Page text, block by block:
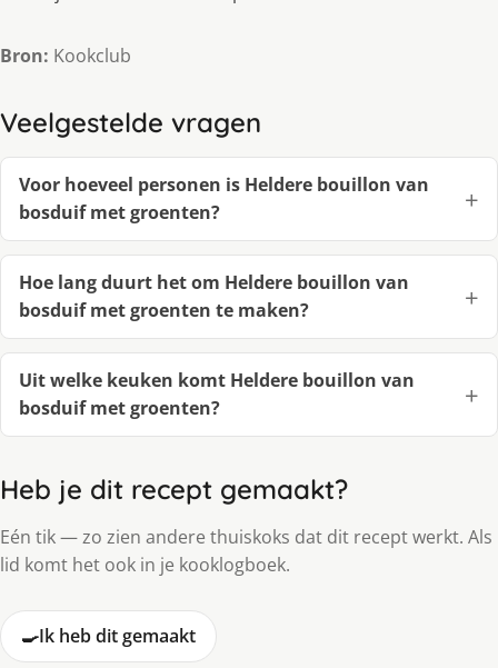
Bron: Kookclub
Veelgestelde vragen
Voor hoeveel personen is Heldere bouillon van
bosduif met groenten?
Hoe lang duurt het om Heldere bouillon van
bosduif met groenten te maken?
Uit welke keuken komt Heldere bouillon van
bosduif met groenten?
Heb je dit recept gemaakt?
Eén tik — zo zien andere thuiskoks dat dit recept werkt. Als
lid komt het ook in je kooklogboek.
🍳Ik heb dit gemaakt